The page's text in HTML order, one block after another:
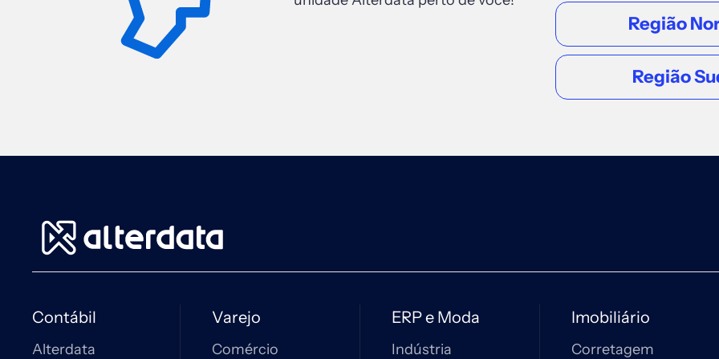
Região
Região
Contábil
Alterdata
Varejo
Comércio
ERP e Moda
Indústria
Imobiliário
Corretagem